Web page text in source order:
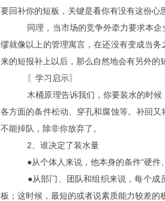
要回补你的短板，关键是看你有没有这份心
同理，当市场的竞争外牵力要求本企
缪就像以上的管理寓言，在还没有变成当
来的短报补上以后，那么自然地会有另外的
〖学习启示〗
木桶原理告诉我们，你要装水的时候
各方面的条件松动、穿孔和腐蚀等。补回
不能掉队，除非你放弃了。
2、谁决定了装水量
●从个体人来说，他本身的条件“硬件
●从部门、团队和组织来说，每个成
板；这时候，最短的或者说素质能力较差的